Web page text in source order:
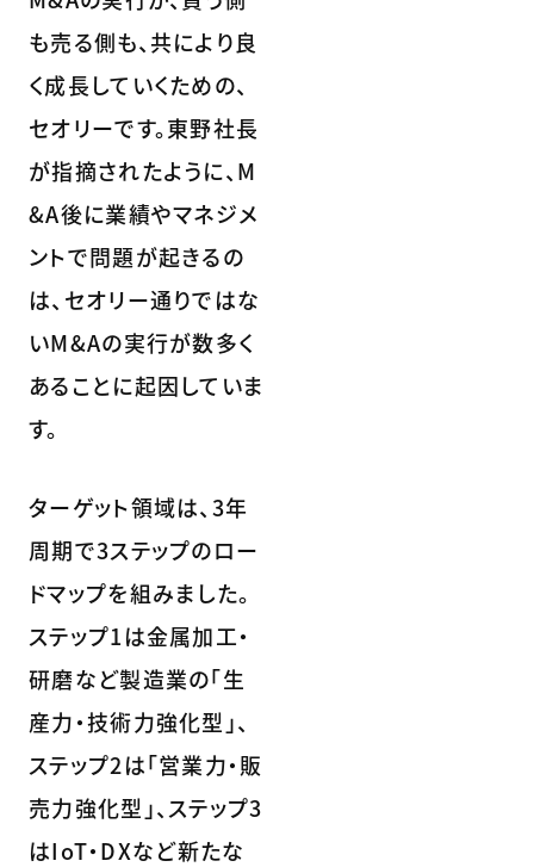
も売る側も、共により良
く成長していくための、
セオリーです。東野社長
が指摘されたように、M
&A後に業績やマネジメ
ントで問題が起きるの
は、セオリー通りではな
いM&Aの実行が数多く
あることに起因していま
す。
ターゲット領域は、3年
周期で3ステップのロー
ドマップを組みました。
ステップ1は金属加工・
研磨など製造業の「生
産力・技術力強化型」、
ステップ2は「営業力・販
売力強化型」、ステップ3
はIoT・DXなど新たな